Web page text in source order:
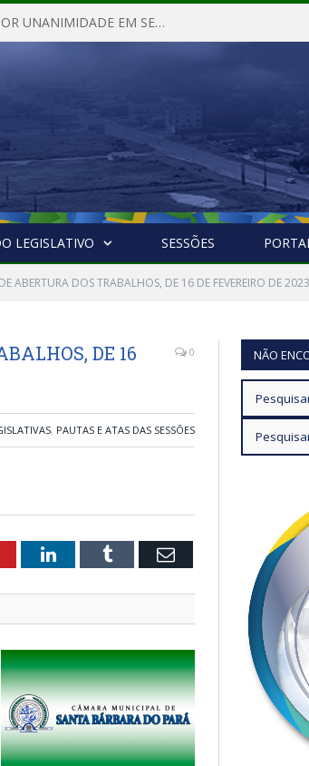
PROJETO DE LEI 002/2026 APROVADO POR UNANIMIDADE EM SESSÃO ORDINÁRIA NESTA QUINTA – FEIRA 28 DE MAIO DE 2026
LEGISLATIVO SESSÕES
ABERTURA DOS TRABALHOS, DE 16 DE FEVEREIRO DE
DE 16
0
, PAUTAS E ATAS DAS SESSÕES
LinkedInTumblr Email
NÃO